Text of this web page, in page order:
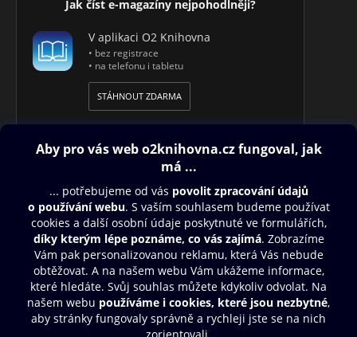
Jak číst e-magazíny nejpohodlněji?
V aplikaci O2 Knihovna
• bez registrace
• na telefonu i tabletu
STÁHNOUT ZDARMA
Obsah ke stažení
Moje O2 Knihovna
Další zábava
© O2 Czech Republic a.s.